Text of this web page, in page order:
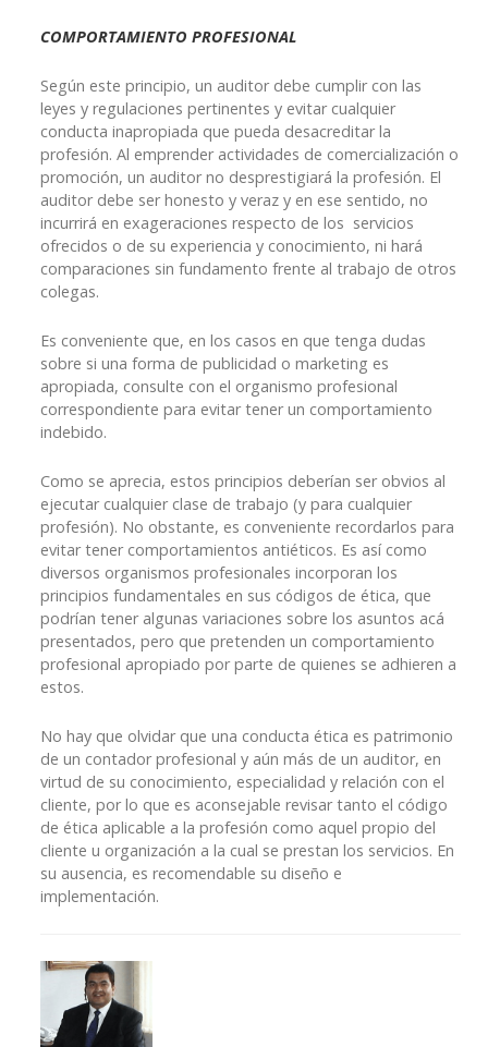
COMPORTAMIENTO PROFESIONAL
Según este principio, un auditor debe cumplir con las
leyes y regulaciones pertinentes y evitar cualquier
conducta inapropiada que pueda desacreditar la
profesión. Al emprender actividades de comercialización o
promoción, un auditor no desprestigiará la profesión. El
auditor debe ser honesto y veraz y en ese sentido, no
incurrirá en exageraciones respecto de los servicios
ofrecidos o de su experiencia y conocimiento, ni hará
comparaciones sin fundamento frente al trabajo de otros
colegas.
Es conveniente que, en los casos en que tenga dudas
sobre si una forma de publicidad o marketing es
apropiada, consulte con el organismo profesional
correspondiente para evitar tener un comportamiento
indebido.
Como se aprecia, estos principios deberían ser obvios al
ejecutar cualquier clase de trabajo (y para cualquier
profesión). No obstante, es conveniente recordarlos para
evitar tener comportamientos antiéticos. Es así como
diversos organismos profesionales incorporan los
principios fundamentales en sus códigos de ética, que
podrían tener algunas variaciones sobre los asuntos acá
presentados, pero que pretenden un comportamiento
profesional apropiado por parte de quienes se adhieren a
estos.
No hay que olvidar que una conducta ética es patrimonio
de un contador profesional y aún más de un auditor, en
virtud de su conocimiento, especialidad y relación con el
cliente, por lo que es aconsejable revisar tanto el código
de ética aplicable a la profesión como aquel propio del
cliente u organización a la cual se prestan los servicios. En
su ausencia, es recomendable su diseño e
implementación.